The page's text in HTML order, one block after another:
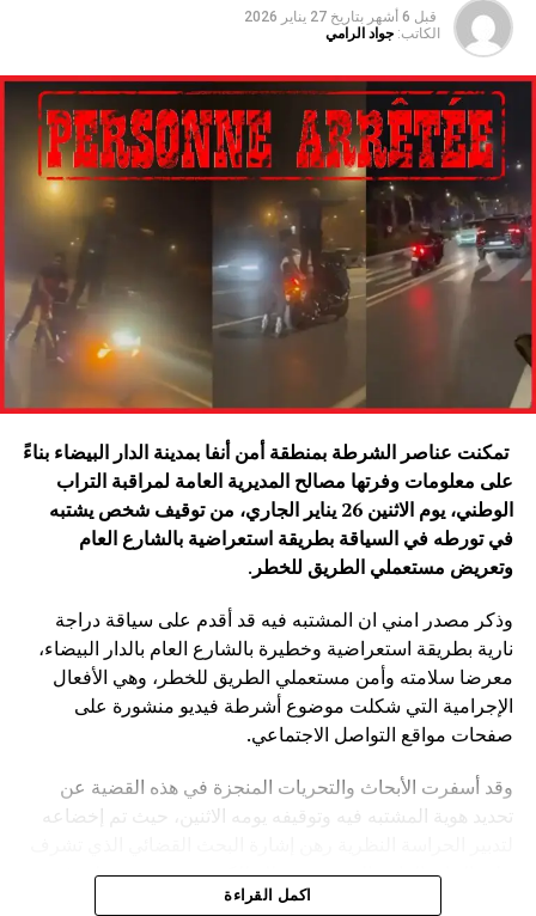
قبل 6 أشهر بتاريخ 27 يناير 2026
الكاتب: جواد الرامي
تمكنت عناصر الشرطة بمنطقة أمن أنفا بمدينة الدار البيضاء بناءً
على معلومات وفرتها مصالح المديرية العامة لمراقبة التراب
الوطني، يوم الاثنين 26 يناير الجاري، من توقيف شخص يشتبه
في تورطه في السياقة بطريقة استعراضية بالشارع العام
وتعريض مستعملي الطريق للخطر .
وذكر مصدر امني ان المشتبه فيه قد أقدم على سياقة دراجة
نارية بطريقة استعراضية وخطيرة بالشارع العام بالدار البيضاء،
معرضا سلامته وأمن مستعملي الطريق للخطر، وهي الأفعال
الإجرامية التي شكلت موضوع أشرطة فيديو منشورة على
صفحات مواقع التواصل الاجتماعي.
وقد أسفرت الأبحاث والتحريات المنجزة في هذه القضية عن
تحديد هوية المشتبه فيه وتوقيفه يومه الاثنين، حيث تم إخضاعه
عليه النيابة العامة المختصة، وذلك للكشف عن جميع ظروف
وملابسات وخلفيات هذه القضية، وكذا تحديد كافة
اكمل القراءة